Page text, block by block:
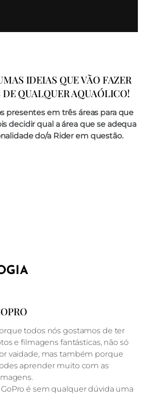
IDEIAS QUE VÃO FAZER
QUALQUER AQUAÓLICO!
presentes em três áreas para que
decidir qual a área que se adequa
do/a Rider em questão.
todos nós gostamos de ter
e filmagens fantásticas, não só
vaidade, mas também porque
aprender muito com as
GoPro é sem qualquer dúvida uma